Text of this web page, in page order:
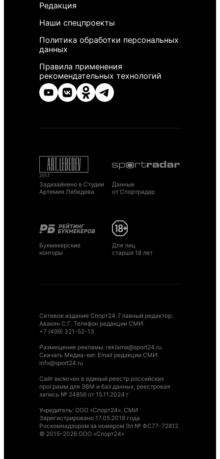
Редакция
Наши спецпроекты
Политика обработки персональных
данных
Правила применения
рекомендательных технологий
Задизайнено в Студии
Артемия Лебедева
Данные
от Спортрадар
Букмекерские
конторы
Для лиц
старше 18 лет
Сетевое издание Спорт24. Главный редактор:
Авакян С.Г. Телефон редакции СМИ:
+7 (499) 321-52-13
Размещение рекламы: reklama@sport24.ru.
Скачать Медиа-кит. Email редакции СМИ:
info@sport24.ru
Сайт включен в единый реестр российских
программ для ЭВМ и баз данных, реестровая
запись № 24856 от 15.11.2024 г
Учредитель: ООО «Спорт24». СМИ
Зарегистрировано 17.05.2018 года
Роскомнадзором за номером Эл № ФС77-72812.
© 2015–2026 ООО «Спорт24»